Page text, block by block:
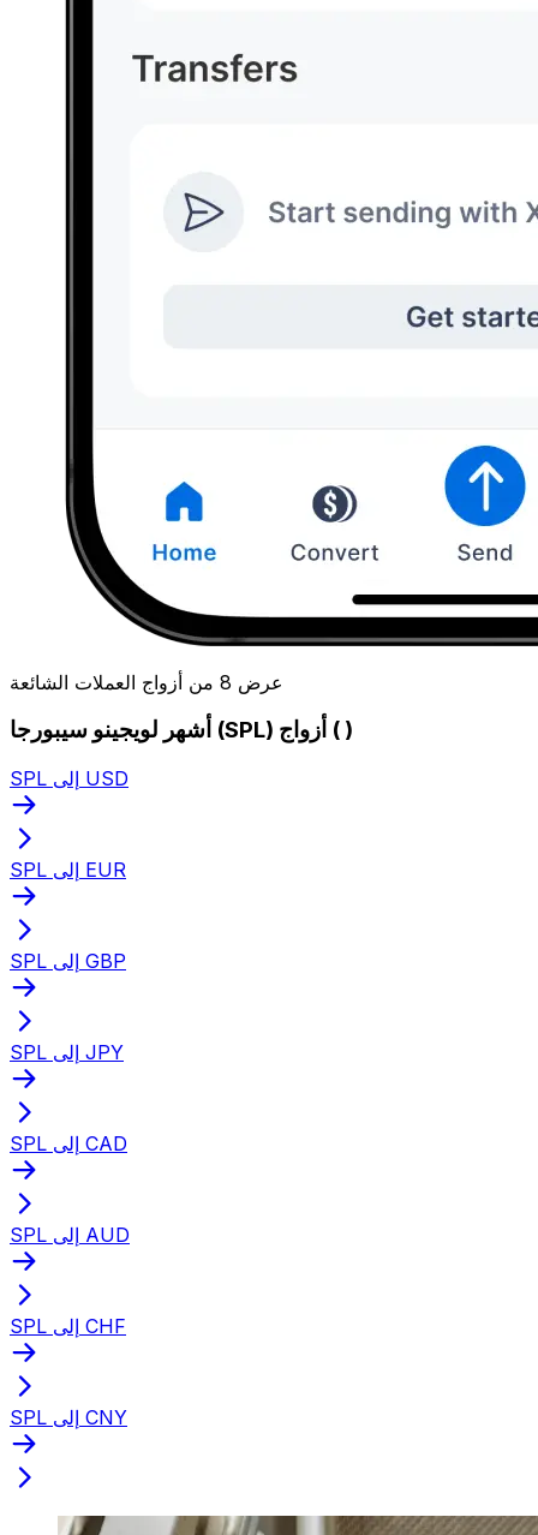
عرض 8 من أزواج العملات الشائعة
أشهر لويجينو سيبورجا (SPL) أزواج ( )
SPL إلى USD
SPL إلى EUR
SPL إلى GBP
SPL إلى JPY
SPL إلى CAD
SPL إلى AUD
SPL إلى CHF
SPL إلى CNY